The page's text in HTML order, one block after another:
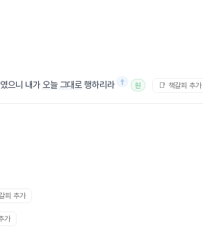
으니 내가 오늘 그대로 행하리라 † 원 📑 책갈피 추가
피 추가
가